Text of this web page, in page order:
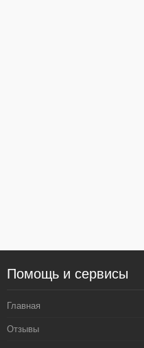
Помощь и сервисы
Главная
Отзывы